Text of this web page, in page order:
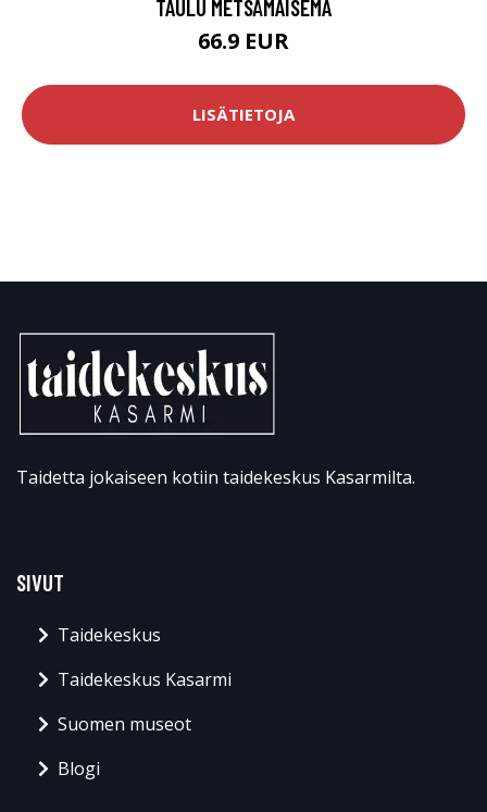
TAULU METSÄMAISEMA
66.9 EUR
LISÄTIETOJA
Taidetta jokaiseen kotiin taidekeskus Kasarmilta.
SIVUT
Taidekeskus
Taidekeskus Kasarmi
Suomen museot
Blogi